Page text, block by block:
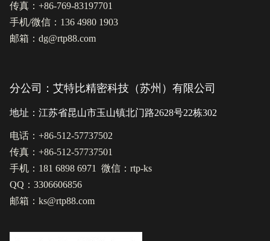
传真：+86-769-83197701
手机/微信：136 4980 1903
邮箱：dg@rtp88.com
分公司：艾特比精密科技（苏州）有限公司
地址：江苏省昆山市玉山镇北门路2628号22栋302
电话：+86-512-57737502
传真：+86-512-57737501
手机：181 6898 6971 微信：rtp-ks
QQ：3306606856
邮箱：ks@rtp88.com